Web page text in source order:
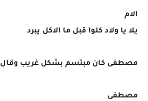
الام
يلا يا ولاد كلوا قبل ما الاكل يبرد
مصطفى كان مبتسم بشكل غريب وقال
مصطفى